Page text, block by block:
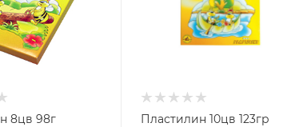
8цв 98г
Пластилин 10цв 123гр